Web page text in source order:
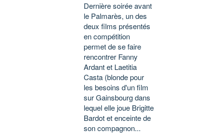
Dernière soirée avant
le Palmarès, un des
deux films présentés
en compétition
permet de se faire
rencontrer Fanny
Ardant et Laetitia
Casta (blonde pour
les besoins d'un film
sur Gainsbourg dans
lequel elle joue Brigitte
Bardot et enceinte de
son compagnon...